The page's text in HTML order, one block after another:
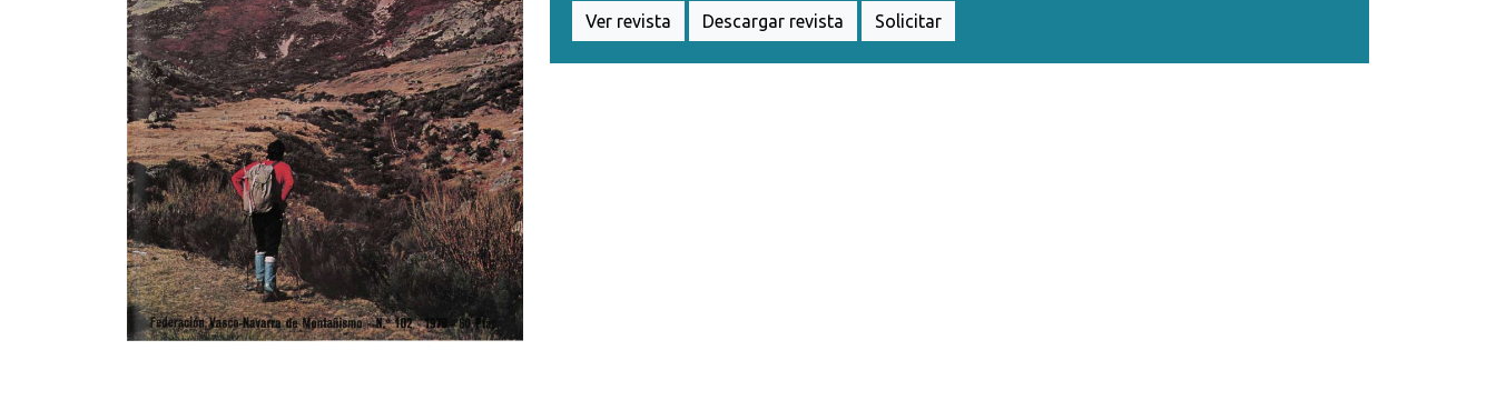
Ver revista Descargar revista Solicitar